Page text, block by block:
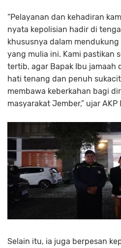
“Pelayanan dan kehadiran
nyata kepolisian hadir di
khususnya dalam
yang mulia ini. Kami pastikan
tertib, agar Bapak Ibu jamaah
hati tenang dan penuh
membawa keberkahan bagi
masyarakat Jember,” ujar AKP
Selain itu, ia juga berpesan